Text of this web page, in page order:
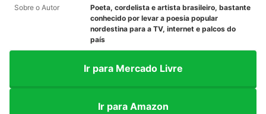
Sobre o Autor
Poeta, cordelista e artista brasileiro, bastante
conhecido por levar a poesia popular
nordestina para a TV, internet e palcos do
país
Ir para Mercado Livre
Ir para Amazon